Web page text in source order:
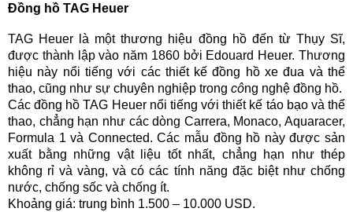
Đồng hồ TAG Heuer
TAG Heuer là một thương hiệu đồng hồ đến từ Thụy Sĩ,
được thành lập vào năm 1860 bởi Edouard Heuer. Thương
hiệu này nổi tiếng với các thiết kế đồng hồ xe đua và thể
thao, cũng như sự chuyên nghiệp trong công nghệ đồng hồ.
Các đồng hồ TAG Heuer nổi tiếng với thiết kế táo bạo và thể
thao, chẳng hạn như các dòng Carrera, Monaco, Aquaracer,
Formula 1 và Connected. Các mẫu đồng hồ này được sản
xuất bằng những vật liệu tốt nhất, chẳng hạn như thép
không rỉ và vàng, và có các tính năng đặc biệt như chống
nước, chống sốc và chống ít.
Khoảng giá: trung bình 1.500 – 10.000 USD.